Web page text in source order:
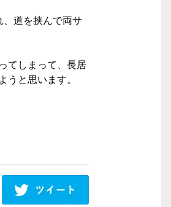
、道を挟んで両サ
てしまって、長居
うと思います。